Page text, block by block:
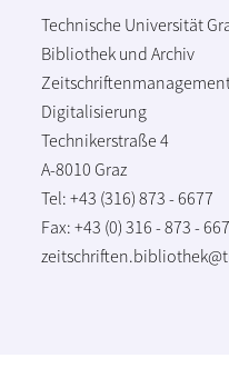
Technische Universität
Bibliothek und Archiv
Digitalisierung
Technikerstraße 4
A-8010 Graz
Tel: +43 (316) 873 - 6677
Fax: +43 (0) 316 - 873 -